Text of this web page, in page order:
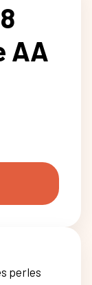
AA
perles